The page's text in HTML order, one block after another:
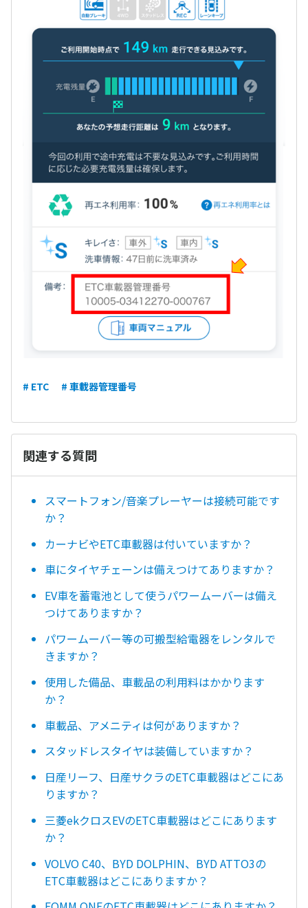
# ETC # 車載器管理番号
関連する質問
スマートフォン/音楽プレーヤーは接続可能です
か？
カーナビやETC車載器は付いていますか？
車にタイヤチェーンは備えつけてありますか？
EV車を蓄電池として使うパワームーバーは備え
つけてありますか？
パワームーバー等の可搬型給電器をレンタルで
きますか？
使用した備品、車載品の利用料はかかります
か？
車載品、アメニティは何がありますか？
スタッドレスタイヤは装備していますか？
日産リーフ、日産サクラのETC車載器はどこにあ
りますか？
三菱ekクロスEVのETC車載器はどこにあります
か？
VOLVO C40、BYD DOLPHIN、BYD ATTO3の
ETC車載器はどこにありますか？